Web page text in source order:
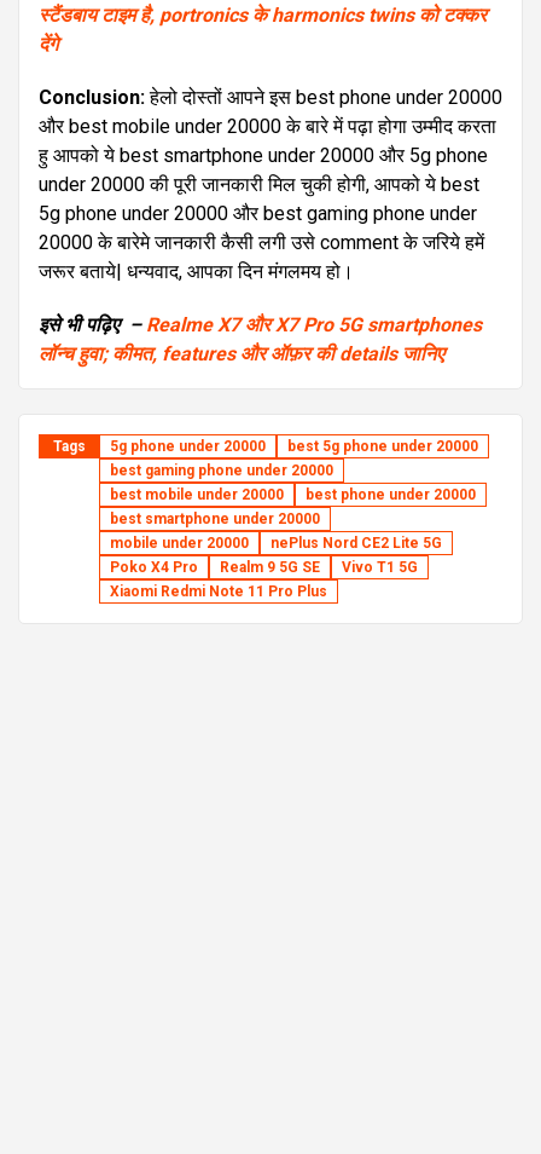
स्टैंडबाय टाइम है, portronics के harmonics twins को टक्कर
देंगे
Conclusion:हेलो दोस्तों आपने इस best phone under 20000
और best mobile under 20000 के बारे में पढ़ा होगा उम्मीद करता
हु आपको ये best smartphone under 20000 और 5g phone
under 20000 की पूरी जानकारी मिल चुकी होगी, आपको ये best
5g phone under 20000 और best gaming phone under
20000 के बारेमे जानकारी कैसी लगी उसे comment के जरिये हमें
जरूर बताये| धन्यवाद, आपका दिन मंगलमय हो।
इसे भी पढ़िए – Realme X7 और X7 Pro 5G smartphones
लॉन्च हुवा; कीमत, features और ऑफ़र की details जानिए
Tags 5g phone under 20000
best 5g phone under 20000
best gaming phone under 20000
best mobile under 20000
best phone under 20000
best smartphone under 20000
mobile under 20000
nePlus Nord CE2 Lite 5G
Poko X4 Pro
Realm 9 5G SE
Vivo T1 5G
Xiaomi Redmi Note 11 Pro Plus